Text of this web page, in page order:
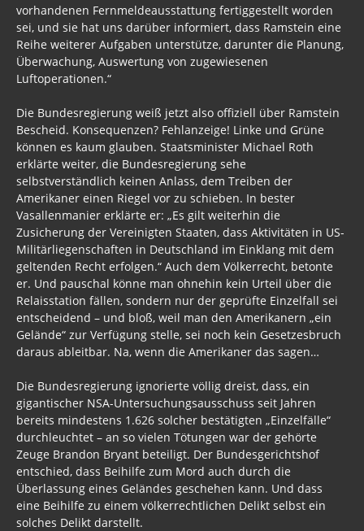
vorhandenen Fernmeldeausstattung fertiggestellt worden
sei, und sie hat uns darüber informiert, dass Ramstein eine
Reihe weiterer Aufgaben unterstütze, darunter die Planung,
Überwachung, Auswertung von zugewiesenen
Luftoperationen.“
Die Bundesregierung weiß jetzt also offiziell über Ramstein
Bescheid. Konsequenzen? Fehlanzeige! Linke und Grüne
können es kaum glauben. Staatsminister Michael Roth
erklärte weiter, die Bundesregierung sehe
selbstverständlich keinen Anlass, dem Treiben der
Amerikaner einen Riegel vor zu schieben. In bester
Vasallenmanier erklärte er: „Es gilt weiterhin die
Zusicherung der Vereinigten Staaten, dass Aktivitäten in US-
Militärliegenschaften in Deutschland im Einklang mit dem
geltenden Recht erfolgen.“ Auch dem Völkerrecht, betonte
er. Und pauschal könne man ohnehin kein Urteil über die
Relaisstation fällen, sondern nur der geprüfte Einzelfall sei
entscheidend – und bloß, weil man den Amerikanern „ein
Gelände“ zur Verfügung stelle, sei noch kein Gesetzesbruch
daraus ableitbar. Na, wenn die Amerikaner das sagen…
Die Bundesregierung ignorierte völlig dreist, dass, ein
gigantischer NSA-Untersuchungsausschuss seit Jahren
bereits mindestens 1.626 solcher bestätigten „Einzelfälle“
durchleuchtet – an so vielen Tötungen war der gehörte
Zeuge Brandon Bryant beteiligt. Der Bundesgerichtshof
entschied, dass Beihilfe zum Mord auch durch die
Überlassung eines Geländes geschehen kann. Und dass
eine Beihilfe zu einem völkerrechtlichen Delikt selbst ein
solches Delikt darstellt.